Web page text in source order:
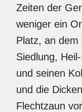
Zeiten der
weniger ein
Platz, an dem
Siedlung,
und seinen
und die
Flechtzaun